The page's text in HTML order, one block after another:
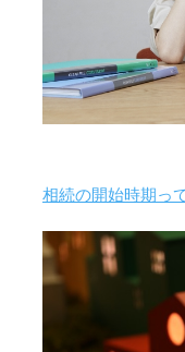
相続の開始時期っ